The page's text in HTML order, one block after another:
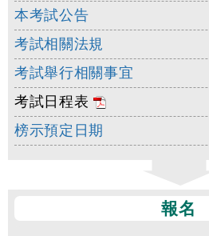
本考試公告
考試相關法規
考試舉行相關事宜
考試日程表
榜示預定日期
報名